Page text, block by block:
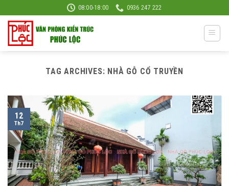
to
content
08:00-18:00 0936 247 222
TAG ARCHIVES: NHÀ GỖ CỔ TRUYỀN
12
Th7